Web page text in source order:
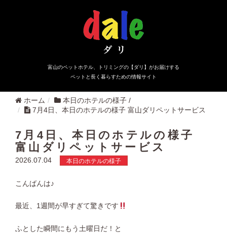
富山のペットホテル、トリミングの【ダリ】がお届けする
ペットと長く暮らすための情報サイト
ホーム 本日のホテルの様子 /
7月4日、本日のホテルの様子 富山ダリペットサービス
7月4日、本日のホテルの様子
富山ダリペットサービス
2026.07.04 本日のホテルの様子
こんばんは♪
最近、1週間が早すぎて驚きです
ふとした瞬間にもう土曜日だ！と